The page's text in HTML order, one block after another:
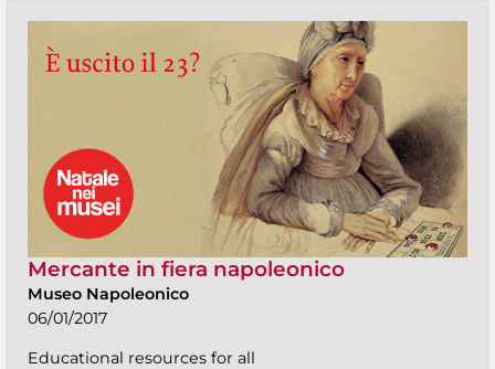
Mercante in fiera napoleonico
Museo Napoleonico
06/01/2017
Educational resources for all